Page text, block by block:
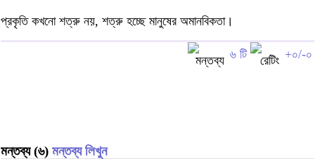
প্রকৃতি কখনো শত্রু নয়, শত্রু হচ্ছে মানুষের অমানবিকতা।
৬ টি +০/-০
মন্তব্য (৬) মন্তব্য লিখুন